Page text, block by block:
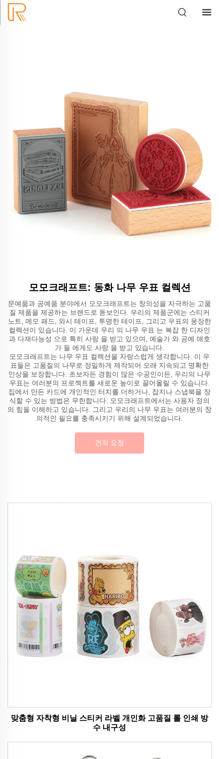
모모크래프트: 동화 나무 우표 컬렉션
문예품과 공예품 분야에서 모모크래프트는 창의성을 자극하는 고품
질 제품을 제공하는 브랜드로 돋보인다. 우리의 제품군에는 스티커
노트, 메모 패드, 와시 테이프, 투명한 테이프, 그리고 우표의 웅장한
컬렉션이 있습니다. 이 가운데 우리 의 나무 우표 는 복잡 한 디자인
과 다재다능성 으로 특히 사랑 을 받고 있으며, 예술가 와 공예 애호
가 들 에게도 사랑 을 받고 있습니다.
모모크래프트는 나무 우표 컬렉션을 자랑스럽게 생각합니다. 이 우
표들은 고품질의 나무로 정밀하게 제작되어 오래 지속되고 명확한
인상을 보장합니다. 초보자든 경험이 많은 수공인이든, 우리의 나무
우표는 여러분의 프로젝트를 새로운 높이로 끌어올릴 수 있습니다.
집에서 만든 카드에 개인적인 터치를 더하거나, 잡지나 스냅북을 장
식할 수 있는 방법은 무한합니다. 모모크래프트에서는 사용자 정의
의 힘을 이해하고 있습니다. 그리고 우리의 나무 우표는 여러분의 창
의적인 필요를 충족시키기 위해 설계되었습니다.
견적 요청
맞춤형 자착형 비닐 스티커 라벨 개인화 고품질 롤 인쇄 방
수 내구성